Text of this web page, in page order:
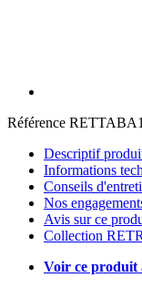
Référence
Descriptif
Informations
Conseils
Nos
Avis sur ce
Collection
Voir ce produit